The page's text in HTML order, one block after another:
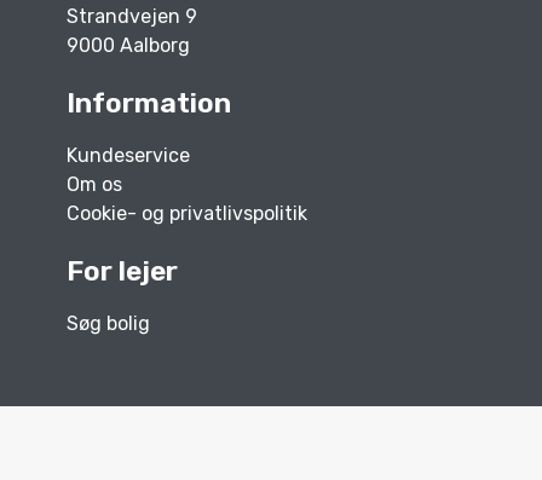
Strandvejen 9
9000 Aalborg
Information
Kundeservice
Om os
Cookie- og privatlivspolitik
For lejer
Søg bolig